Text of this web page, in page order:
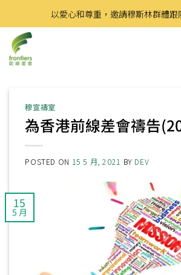
to
content
以愛心和尊重，邀請穆斯林群體跟
穆宣禱室
為香港前線差會禱告
POSTED ON 15 5 月, 2021 BY DEV
15
5 月